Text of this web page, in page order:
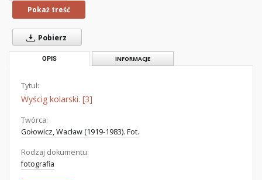
Pokaż treść
Pobierz
OPIS INFORMACJE
Tytuł:
Wyścig kolarski. [3]
Twórca:
Gołowicz, Wacław (1919-1983). Fot.
Rodzaj dokumentu:
fotografia